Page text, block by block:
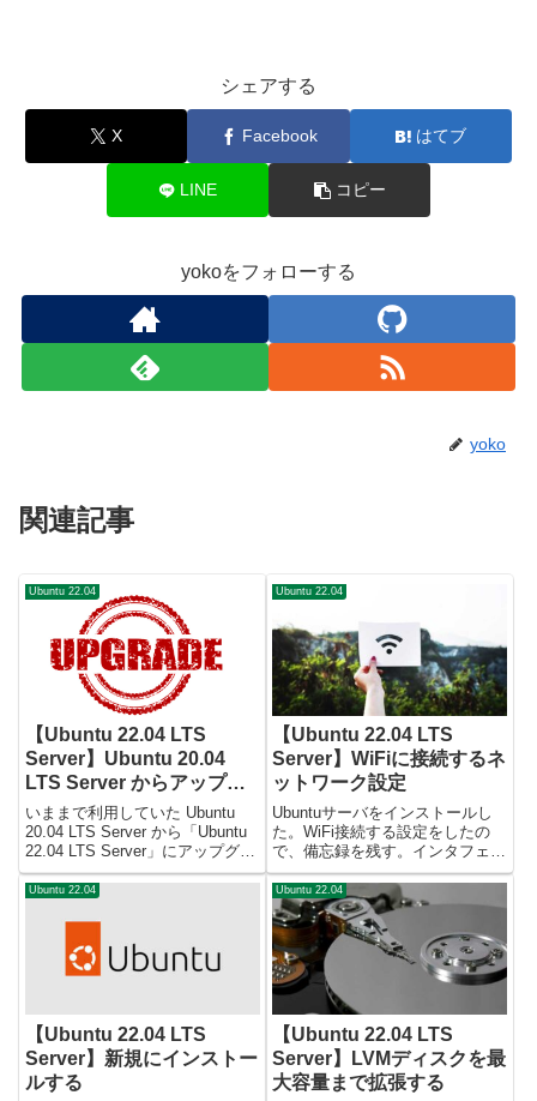
シェアする
X Facebook はてブ
LINE コピー
yokoをフォローする
yoko
関連記事
Ubuntu 22.04
【Ubuntu 22.04 LTS
Server】Ubuntu 20.04
LTS Server からアップグ
レード
いままで利用していた Ubuntu
20.04 LTS Server から「Ubuntu
22.04 LTS Server」にアップグレ
ードしたので備忘録を残す。
Ubungu 20.04 Server にログイン
Ubuntu 22.04
【Ubuntu 22.04 LTS
Server】WiFiに接続するネ
ットワーク設定
Ubuntuサーバをインストールし
た。WiFi接続する設定をしたの
で、備忘録を残す。インタフェー
ス名を確認$ ip addr3: wlp2s0:
<BROADCAST,MULTICAST>
mtu 1500 qdisc noop state...
Ubuntu 22.04
【Ubuntu 22.04 LTS
Server】新規にインストー
ルする
Ubuntu 22.04
【Ubuntu 22.04 LTS
Server】LVMディスクを最
大容量まで拡張する